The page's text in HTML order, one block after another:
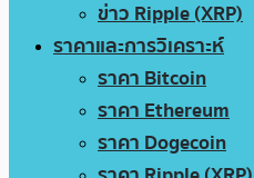
ข่าว Ripple (XRP)
ราคาและการวิเคราะห์
ราคา Bitcoin
ราคา Ethereum
ราคา Dogecoin